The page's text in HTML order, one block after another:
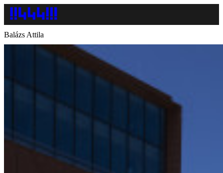
Balázs Attila